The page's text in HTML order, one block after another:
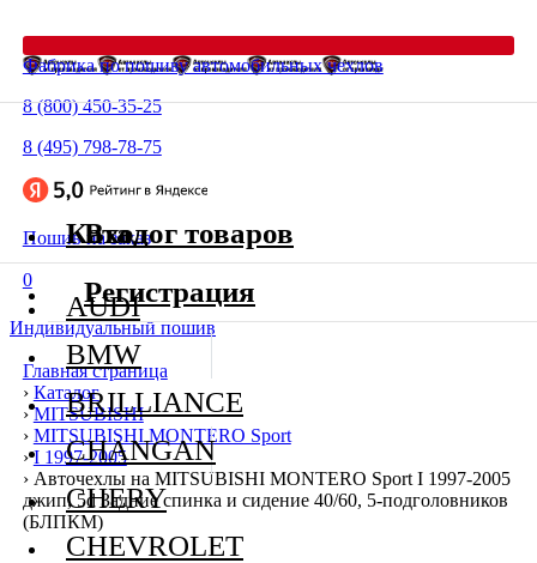
Фабрика по пошиву автомобильных чехлов
8 (800) 450-35-25
8 (495) 798-78-75
Пошив на заказ
0
Индивидуальный пошив
Главная страница
› Каталог
› MITSUBISHI
› MITSUBISHI MONTERO Sport
› I 1997-2005
› Авточехлы на MITSUBISHI MONTERO Sport I 1997-2005
джип, 5d Задние спинка и сидение 40/60, 5-подголовников
(БЛПКМ)
Каталог товаров
AUDI
BMW
BRILLIANCE
CHANGAN
CHERY
CHEVROLET
Вход
Регистрация